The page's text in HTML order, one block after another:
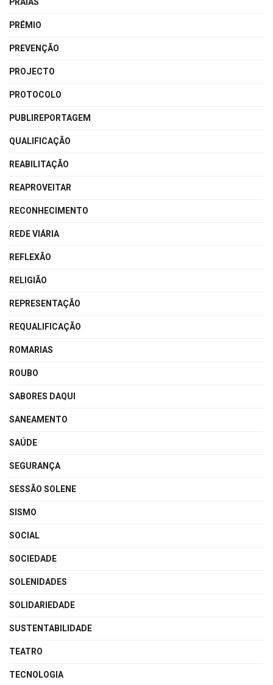
PRÉMIO
PREVENÇÃO
PROJECTO
PROTOCOLO
PUBLIREPORTAGEM
QUALIFICAÇÃO
REABILITAÇÃO
REAPROVEITAR
RECONHECIMENTO
REDE VIÁRIA
REFLEXÃO
RELIGIÃO
REPRESENTAÇÃO
REQUALIFICAÇÃO
ROMARIAS
ROUBO
SABORES DAQUI
SANEAMENTO
SAÚDE
SEGURANÇA
SESSÃO SOLENE
SISMO
SOCIAL
SOCIEDADE
SOLENIDADES
SOLIDARIEDADE
SUSTENTABILIDADE
TEATRO
TECNOLOGIA